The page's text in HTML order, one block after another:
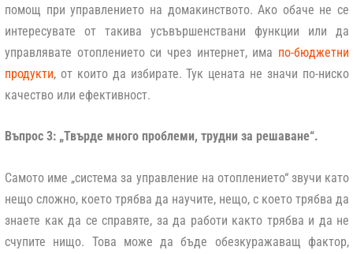
помощ при управлението на домакинството. Ако обаче не се
интересувате от такива усъвършенствани функции или да
управлявате отоплението си чрез интернет, има по-бюджетни
продукти, от които да избирате. Тук цената не значи по-ниско
качество или ефективност.
Въпрос 3: „Твърде много проблеми, трудни за решаване“.
Самото име „система за управление на отоплението“ звучи като
нещо сложно, което трябва да научите, нещо, с което трябва да
знаете как да се справяте, за да работи както трябва и да не
счупите нищо. Това може да бъде обезкуражаващ фактор,